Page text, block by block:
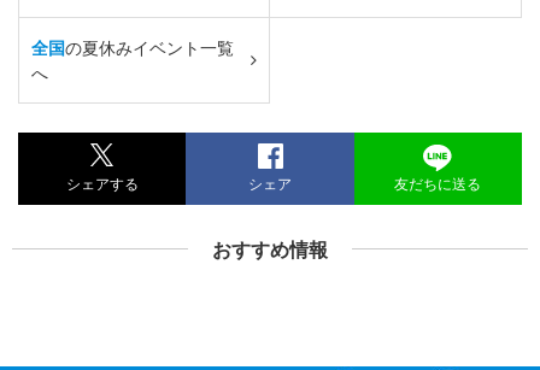
全国の夏休みイベント一覧
へ
シェアする シェア 友だちに送る
おすすめ情報